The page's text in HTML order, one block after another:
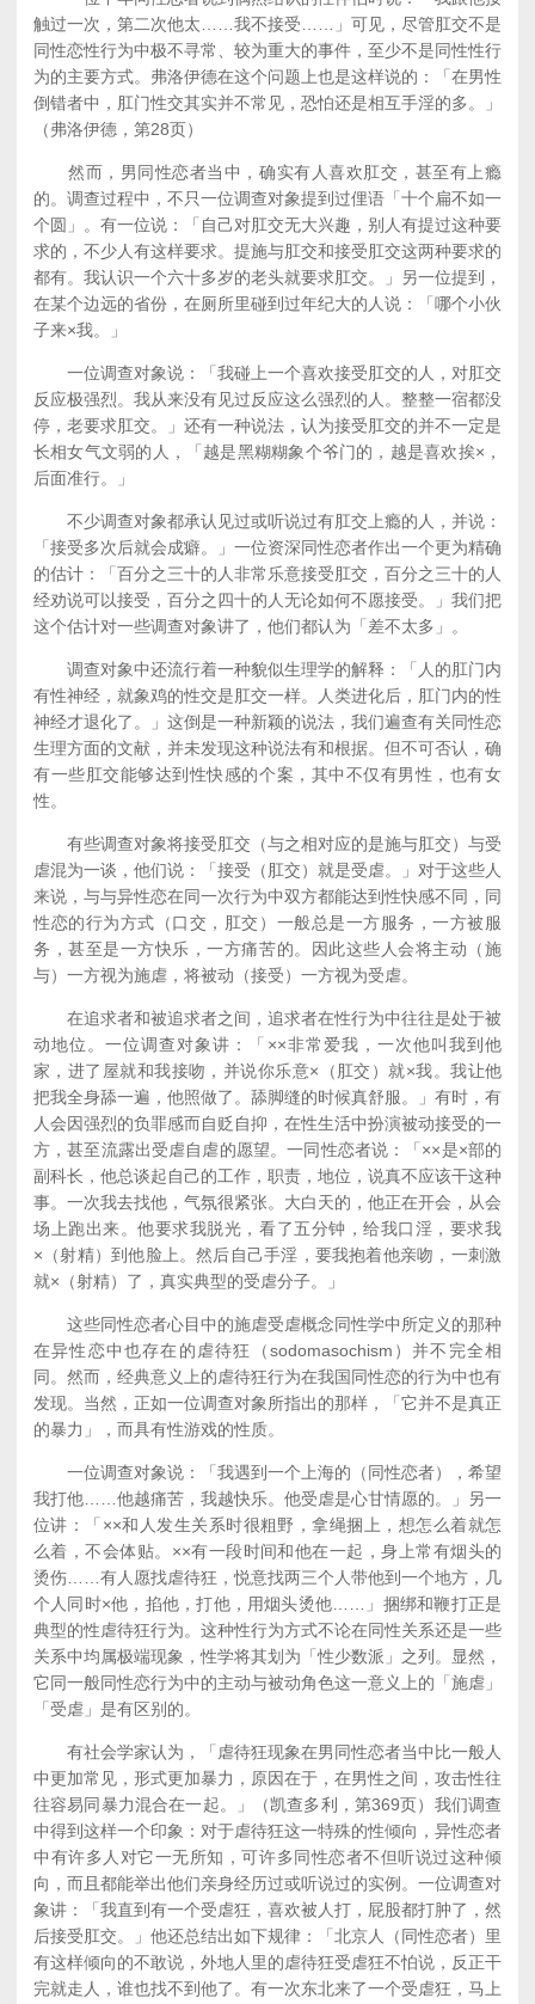
触过一次，第二次他太……我不接受……」可见，尽管肛交不是
同性恋性行为中极不寻常、较为重大的事件，至少不是同性性行
为的主要方式。弗洛伊德在这个问题上也是这样说的：「在男性
倒错者中，肛门性交其实并不常见，恐怕还是相互手淫的多。」
（弗洛伊德，第28页）
然而，男同性恋者当中，确实有人喜欢肛交，甚至有上瘾
的。调查过程中，不只一位调查对象提到过俚语「十个扁不如一
个圆」。有一位说：「自己对肛交无大兴趣，别人有提过这种要
求的，不少人有这样要求。提施与肛交和接受肛交这两种要求的
都有。我认识一个六十多岁的老头就要求肛交。」另一位提到，
在某个边远的省份，在厕所里碰到过年纪大的人说：「哪个小伙
子来×我。」
一位调查对象说：「我碰上一个喜欢接受肛交的人，对肛交
反应极强烈。我从来没有见过反应这么强烈的人。整整一宿都没
停，老要求肛交。」还有一种说法，认为接受肛交的并不一定是
长相女气文弱的人，「越是黑糊糊象个爷门的，越是喜欢挨×，
后面准行。」
不少调查对象都承认见过或听说过有肛交上瘾的人，并说：
「接受多次后就会成癖。」一位资深同性恋者作出一个更为精确
的估计：「百分之三十的人非常乐意接受肛交，百分之三十的人
经劝说可以接受，百分之四十的人无论如何不愿接受。」我们把
这个估计对一些调查对象讲了，他们都认为「差不太多」。
调查对象中还流行着一种貌似生理学的解释：「人的肛门内
有性神经，就象鸡的性交是肛交一样。人类进化后，肛门内的性
神经才退化了。」这倒是一种新颖的说法，我们遍查有关同性恋
生理方面的文献，并未发现这种说法有和根据。但不可否认，确
有一些肛交能够达到性快感的个案，其中不仅有男性，也有女
性。
有些调查对象将接受肛交（与之相对应的是施与肛交）与受
虐混为一谈，他们说：「接受（肛交）就是受虐。」对于这些人
来说，与与异性恋在同一次行为中双方都能达到性快感不同，同
性恋的行为方式（口交，肛交）一般总是一方服务，一方被服
务，甚至是一方快乐，一方痛苦的。因此这些人会将主动（施
与）一方视为施虐，将被动（接受）一方视为受虐。
在追求者和被追求者之间，追求者在性行为中往往是处于被
动地位。一位调查对象讲：「××非常爱我，一次他叫我到他
家，进了屋就和我接吻，并说你乐意×（肛交）就×我。我让他
把我全身舔一遍，他照做了。舔脚缝的时候真舒服。」有时，有
人会因强烈的负罪感而自贬自抑，在性生活中扮演被动接受的一
方，甚至流露出受虐自虐的愿望。一同性恋者说：「××是×部的
副科长，他总谈起自己的工作，职责，地位，说真不应该干这种
事。一次我去找他，气氛很紧张。大白天的，他正在开会，从会
场上跑出来。他要求我脱光，看了五分钟，给我口淫，要求我
×（射精）到他脸上。然后自己手淫，要我抱着他亲吻，一刺激
就×（射精）了，真实典型的受虐分子。」
这些同性恋者心目中的施虐受虐概念同性学中所定义的那种
在异性恋中也存在的虐待狂（sodomasochism）并不完全相
同。然而，经典意义上的虐待狂行为在我国同性恋的行为中也有
发现。当然，正如一位调查对象所指出的那样，「它并不是真正
的暴力」，而具有性游戏的性质。
一位调查对象说：「我遇到一个上海的（同性恋者），希望
我打他……他越痛苦，我越快乐。他受虐是心甘情愿的。」另一
位讲：「××和人发生关系时很粗野，拿绳捆上，想怎么着就怎
么着，不会体贴。××有一段时间和他在一起，身上常有烟头的
烫伤……有人愿找虐待狂，悦意找两三个人带他到一个地方，几
个人同时×他，掐他，打他，用烟头烫他……」捆绑和鞭打正是
典型的性虐待狂行为。这种性行为方式不论在同性关系还是一些
关系中均属极端现象，性学将其划为「性少数派」之列。显然，
它同一般同性恋行为中的主动与被动角色这一意义上的「施虐」
「受虐」是有区别的。
有社会学家认为，「虐待狂现象在男同性恋者当中比一般人
中更加常见，形式更加暴力，原因在于，在男性之间，攻击性往
往容易同暴力混合在一起。」（凯查多利，第369页）我们调查
中得到这样一个印象：对于虐待狂这一特殊的性倾向，异性恋者
中有许多人对它一无所知，可许多同性恋者不但听说过这种倾
向，而且都能举出他们亲身经历过或听说过的实例。一位调查对
象讲：「我直到有一个受虐狂，喜欢被人打，屁股都打肿了，然
后接受肛交。」他还总结出如下规律：「北京人（同性恋者）里
有这样倾向的不敢说，外地人里的虐待狂受虐狂不怕说，反正干
完就走人，谁也找不到他了。有一次东北来了一个受虐狂，马上